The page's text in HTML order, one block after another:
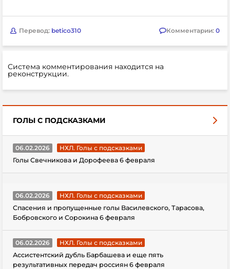
Перевод: betico310 Комментарии: 0
Система комментирования находится на
реконструкции.
ГОЛЫ С ПОДСКАЗКАМИ
06.02.2026
НХЛ. Голы с подсказками
Голы Свечникова и Дорофеева 6 февраля
06.02.2026
НХЛ. Голы с подсказками
Спасения и пропущенные голы Василевского, Тарасова,
Бобровского и Сорокина 6 февраля
06.02.2026
НХЛ. Голы с подсказками
Ассистентский дубль Барбашева и еще пять
результативных передач россиян 6 февраля